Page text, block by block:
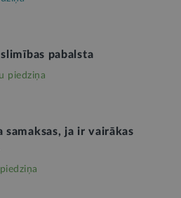
pabalsta
piedziņa
samaksas, ja ir vairākas